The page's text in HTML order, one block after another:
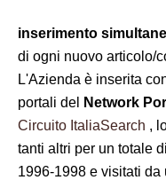
inserimento
di ogni nuovo articolo/
L'Azienda è inserita
portali del
Network
Circuito ItaliaSearch ,
tanti altri per un totale di
1996-1998 e visitati